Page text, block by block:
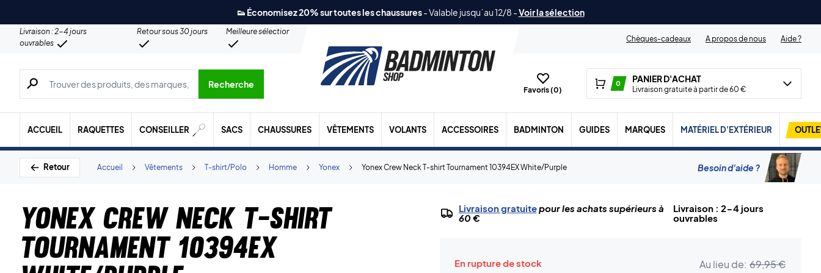
👟 Économisez 20% sur toutes les chaussures-Valable jusqu´au 12/8 -Voir la sélection
Livraison : 2-4 jours
ouvrables
Retour sous 30 jours
Meilleure sélection
Chèques-cadeaux
A propos de nous Aide ?
Recherche de produits, de marques, etc.
Recherche
Favoris (0)
0 PANIER D'ACHAT
Livraison gratuite à partir de 60 €
ACCUEIL RAQUETTES CONSEILLER SACS CHAUSSURES VÊTEMENTS VOLANTS ACCESSOIRES BADMINTON GUIDES MARQUES MATÉRIEL D'EXTÉRIEUR
Retour Yonex Crew Neck T-shirt Tournament 10394EX White/Purple
Yonex
Homme
T-shirt/Polo
Vêtements
Accueil Besoin d'aide ?
Yonex Crew Neck T-shirt
Tournament 10394EX
Livraison gratuitepour les achats supérieurs à
60 €
Livraison : 2-4 jours
ouvrables
En rupture de stock Au lieu de: 69,95 €